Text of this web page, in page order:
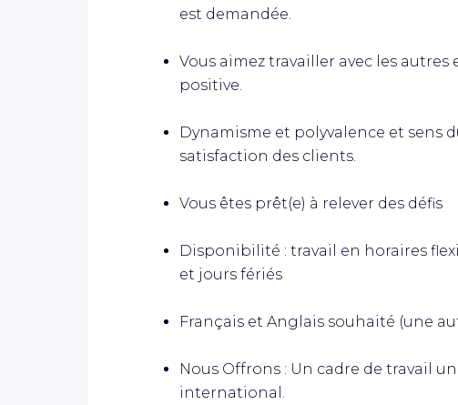
est demandée.
Vous aimez travailler avec les
positive.
Dynamisme et polyvalence et sens
satisfaction des clients.
Vous êtes prêt(e) à relever des défis
Disponibilité : travail en horaires
et jours fériés
Français et Anglais souhaité (une
Nous Offrons : Un cadre de travail
international.